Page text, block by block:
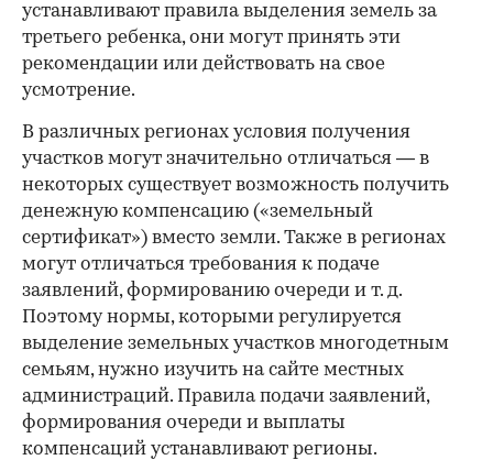
устанавливают правила выделения земель за
третьего ребенка, они могут принять эти
рекомендации или действовать на свое
усмотрение.
В различных регионах условия получения
участков могут значительно отличаться — в
некоторых существует возможность получить
денежную компенсацию («земельный
сертификат») вместо земли. Также в регионах
могут отличаться требования к подаче
заявлений, формированию очереди и т. д.
Поэтому нормы, которыми регулируется
выделение земельных участков многодетным
семьям, нужно изучить на сайте местных
администраций. Правила подачи заявлений,
формирования очереди и выплаты
компенсаций устанавливают регионы.